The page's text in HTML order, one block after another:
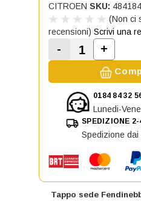
Tappo sede
CITROEN SKU:
(Non ci
recensioni) Scrivi una
Diminuisci la
- +
0184 84 32
Lunedi-
SPEDIZIONE 2-
Spedizione dai